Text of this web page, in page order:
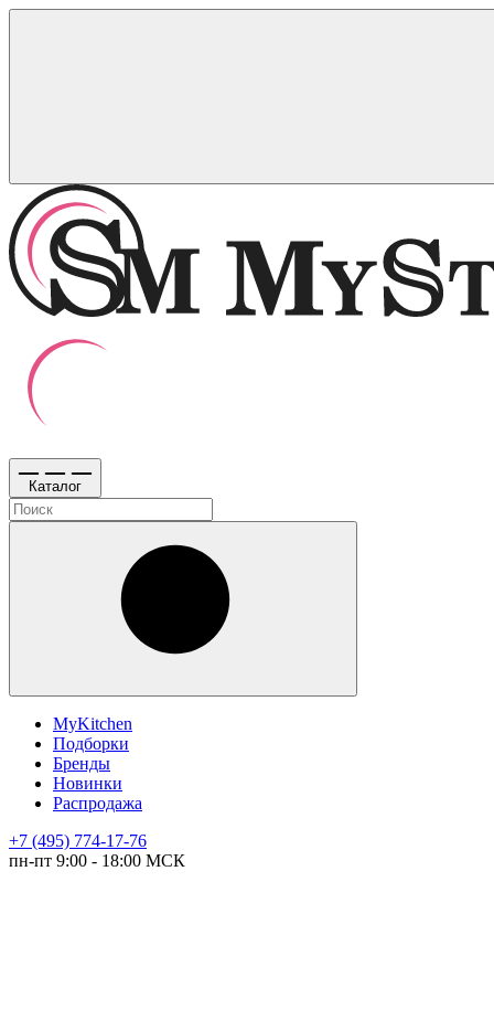
Каталог
MyKitchen
Подборки
Бренды
Новинки
Распродажа
+7 (495) 774-17-76
пн-пт 9:00 - 18:00 МСК